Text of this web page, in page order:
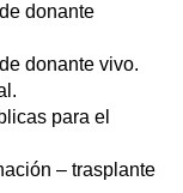
donante
donante vivo.
para el
– trasplante